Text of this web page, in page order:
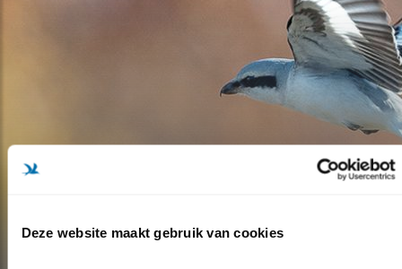
Deze website maakt gebruik van cookies
EEN BRUTE SCHOONHEID